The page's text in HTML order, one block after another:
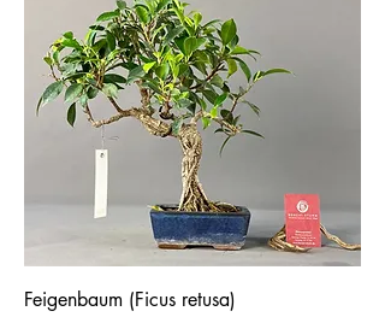
Feigenbaum (Ficus retusa)